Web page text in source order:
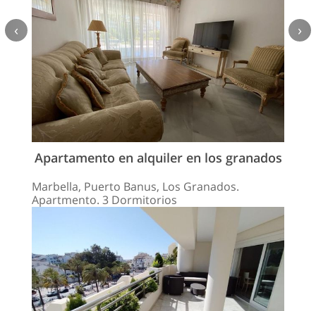
Apartamento en alquiler en los granados
Marbella, Puerto Banus, Los Granados.
Apartmento. 3 Dormitorios
‹ ›